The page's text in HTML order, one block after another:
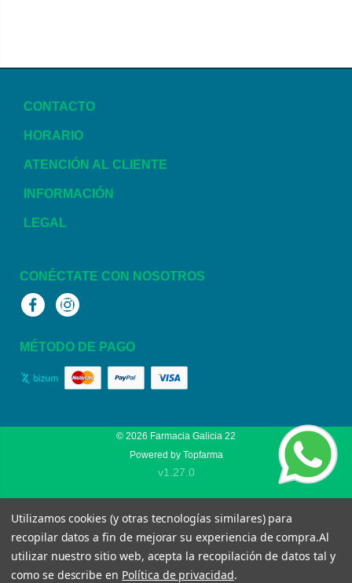
CONTACTO
HORARIO
ATENCIÓN AL CLIENTE
INFORMACIÓN
LEGAL
CONÉCTATE CON NOSOTROS
FacebookInstagram
MÉTODO DE PAGO
© 2026 Farmacia Galicia 22
Powered by Topfarma
v1.27.0
Utilizamos cookies (y otras tecnologías similares) para
recopilar datos a fin de mejorar su experiencia de compra.Al
utilizar nuestro sitio web, acepta la recopilación de datos tal y
como se describe en Política de privacidad.